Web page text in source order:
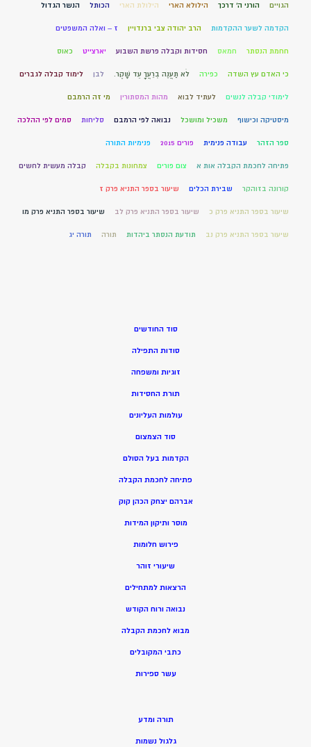
הגויים הורני ה' דרכך הילולא הארי הילולת הארי הכותל הנשר הגדול
הקדמה לשער ההקדמות הרב יהודה צבי ברנדויין ז – ואלה המשפטים
חחמת הנסתר חמאס חסידות וקבלה פרשת השבוע יארצייט כאוס
כי האדם עץ השדה כפירה לֹא תַעֲנֶה בְרֵעֲךָ עֵד שָׁקֶר. לבן לימוד קבלה לגברים
לימודי קבלה לנשים לעתיד לבוא מהות המסתורין מי זה הרמבם
מיסטיקה וכישוף משכיל ומושכל נבואה לפי הרמבם סליחות סמים לפי ההלכה
ספר הזהר עבודה פנימית פורים 2015 פנימיות התורה
פתיחה לחכמת הקבלה אות א צום פורים צמחונות בקבלה קבלה מעשית לחשים
קורונה בזוהקר שבירת הכלים שיעור בספר התניא פרק ז
שיעור בספר התניא פרק כ שיעור בספר התניא פרק לב שיעור בספר התניא פרק מו
שיעור בספר התניא פרק נב תודעת הנסתר ביהדות תורה תורה יג
סוד החודשים
סודות התפילה
זוגיות ומשפחה
תורת החסידות
עולמות העליונים
סוד הצמצום
הקדמות בעל הסולם
פתיחה לחכמת הקבלה
אברהם יצחק הכהן קוק
מוסר ותיקון המידות
פירוש חלומות
שיעורי זוהר
הרצאות למתחילים
נבואה ורוח הקודש
מבוא לחכמת הקבלה
כתבי המקובלים
עשר ספירות
תורה ומדע
גלגול נשמות